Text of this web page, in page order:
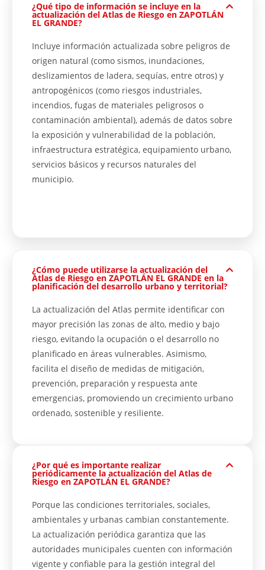
¿Qué tipo de información se incluye en la
actualización del Atlas de Riesgo en ZAPOTLÁN
EL GRANDE?
Incluye información actualizada sobre peligros de
origen natural (como sismos, inundaciones,
deslizamientos de ladera, sequías, entre otros) y
antropogénicos (como riesgos industriales,
incendios, fugas de materiales peligrosos o
contaminación ambiental), además de datos sobre
la exposición y vulnerabilidad de la población,
infraestructura estratégica, equipamiento urbano,
servicios básicos y recursos naturales del
municipio.
¿Cómo puede utilizarse la actualización del
Atlas de Riesgo en ZAPOTLÁN EL GRANDE en la
planificación del desarrollo urbano y territorial?
La actualización del Atlas permite identificar con
mayor precisión las zonas de alto, medio y bajo
riesgo, evitando la ocupación o el desarrollo no
planificado en áreas vulnerables. Asimismo,
facilita el diseño de medidas de mitigación,
prevención, preparación y respuesta ante
emergencias, promoviendo un crecimiento urbano
ordenado, sostenible y resiliente.
¿Por qué es importante realizar
periódicamente la actualización del Atlas de
Riesgo en ZAPOTLÁN EL GRANDE?
Porque las condiciones territoriales, sociales,
ambientales y urbanas cambian constantemente.
La actualización periódica garantiza que las
autoridades municipales cuenten con información
vigente y confiable para la gestión integral del